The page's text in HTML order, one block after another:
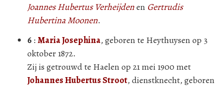
Joannes Hubertus Verheijdenen Gertrudis
Hubertina Moonen.
6 : Maria Josephina, geboren te Heythuysen op 3
oktober 1872.
Zij is getrouwd te Haelen op 21 mei 1900 met
Johannes Hubertus Stroot, dienstknecht, geboren